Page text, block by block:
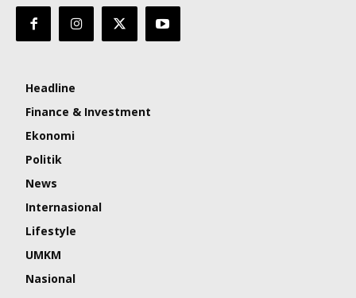
Headline
Finance & Investment
Ekonomi
Politik
News
Internasional
Lifestyle
UMKM
Nasional